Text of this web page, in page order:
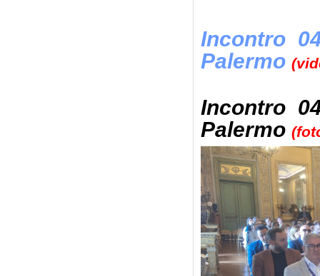
Incontro
Palermo
Incontro
Palermo